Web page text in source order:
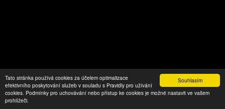
Souhlasím
Tato stránka používá cookies za účelem optimalizace
efektivního poskytování služeb v souladu s Pravidly pro užívání
cookies. Podmínky pro uchovávání nebo přístup ke cookies je možné nastavit ve vašem
prohlížeči.